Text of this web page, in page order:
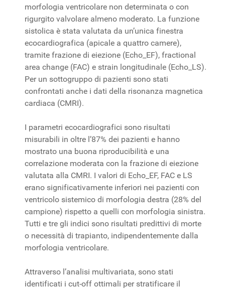
morfologia ventricolare non determinata o con
rigurgito valvolare almeno moderato. La funzione
sistolica è stata valutata da un’unica finestra
ecocardiografica (apicale a quattro camere),
tramite frazione di eiezione (Echo_EF), fractional
area change (FAC) e strain longitudinale (Echo_LS).
Per un sottogruppo di pazienti sono stati
confrontati anche i dati della risonanza magnetica
cardiaca (CMRI).
I parametri ecocardiografici sono risultati
misurabili in oltre l’87% dei pazienti e hanno
mostrato una buona riproducibilità e una
correlazione moderata con la frazione di eiezione
valutata alla CMRI. I valori di Echo_EF, FAC e LS
erano significativamente inferiori nei pazienti con
ventricolo sistemico di morfologia destra (28% del
campione) rispetto a quelli con morfologia sinistra.
Tutti e tre gli indici sono risultati predittivi di morte
o necessità di trapianto, indipendentemente dalla
morfologia ventricolare.
Attraverso l’analisi multivariata, sono stati
identificati i cut-off ottimali per stratificare il